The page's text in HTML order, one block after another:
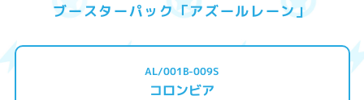
ブースターパック「アズールレーン」
AL/001B-009S
コロンビア